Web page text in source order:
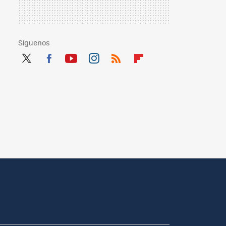
Síguenos